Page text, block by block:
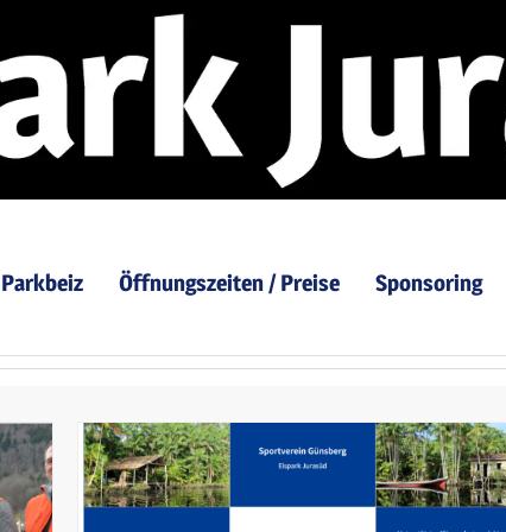
Parkbeiz Öffnungszeiten / Preise Sponsoring